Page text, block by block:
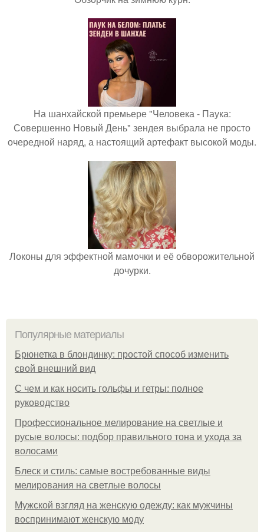
На шанхайской премьере "Человека - Паука:
Совершенно Новый День" зендея выбрала не просто
очередной наряд, а настоящий артефакт высокой моды.
Локоны для эффектной мамочки и её обворожительной
дочурки.
Популярные материалы
Брюнетка в блондинку: простой способ изменить
свой внешний вид
С чем и как носить гольфы и гетры: полное
руководство
Профессиональное мелирование на светлые и
русые волосы: подбор правильного тона и ухода за
волосами
Блеск и стиль: самые востребованные виды
мелирования на светлые волосы
Мужской взгляд на женскую одежду: как мужчины
воспринимают женскую моду